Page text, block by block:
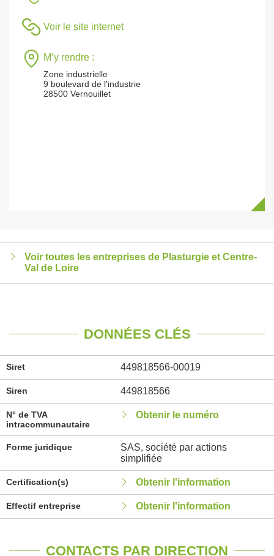
Voir le site internet
M’y rendre :
Zone industrielle
9 boulevard de l'industrie
28500 Vernouillet
Voir toutes les entreprises de Plasturgie et Centre-
Val de Loire
DONNÉES CLÉS
Siret 449818566-00019
Siren 449818566
N° de TVA
intracommunautaire
Obtenir le numéro
Forme juridique
SAS, société par actions
simplifiée
Certification(s) Obtenir l'information
Effectif entreprise Obtenir l'information
CONTACTS PAR DIRECTION